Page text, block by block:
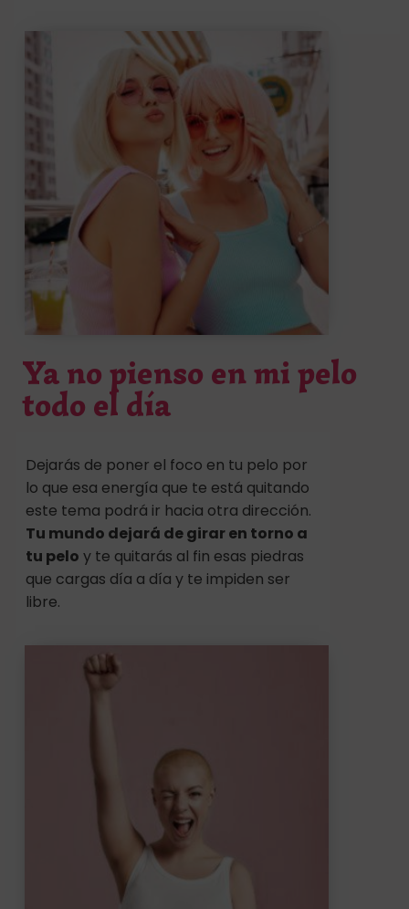
Ya no pienso en mi pelo
todo el día
Dejarás de poner el foco en tu pelo por
lo que esa energía que te está quitando
este tema podrá ir hacia otra dirección.
Tu mundo dejará de girar en torno a
tu pelo y te quitarás al fin esas piedras
que cargas día a día y te impiden ser
libre.